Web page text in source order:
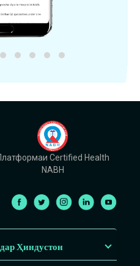
Certified Health
NABH
Ҳиндустон